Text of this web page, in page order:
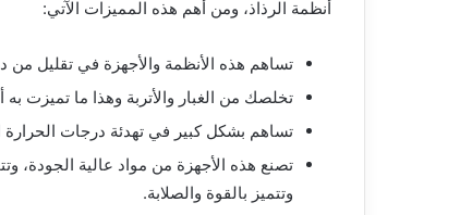
أنظمة الرذاذ، ومن أهم هذه المميزات الآتي:
تساهم هذه الأنظمة والأجهزة في تقليل من
تخلصك من الغبار والأتربة وهذا ما تميزت به
تساهم بشكل كبير في تهدئة درجات
تصنع هذه الأجهزة من مواد عالية الجودة،
وتتميز بالقوة والصلابة.